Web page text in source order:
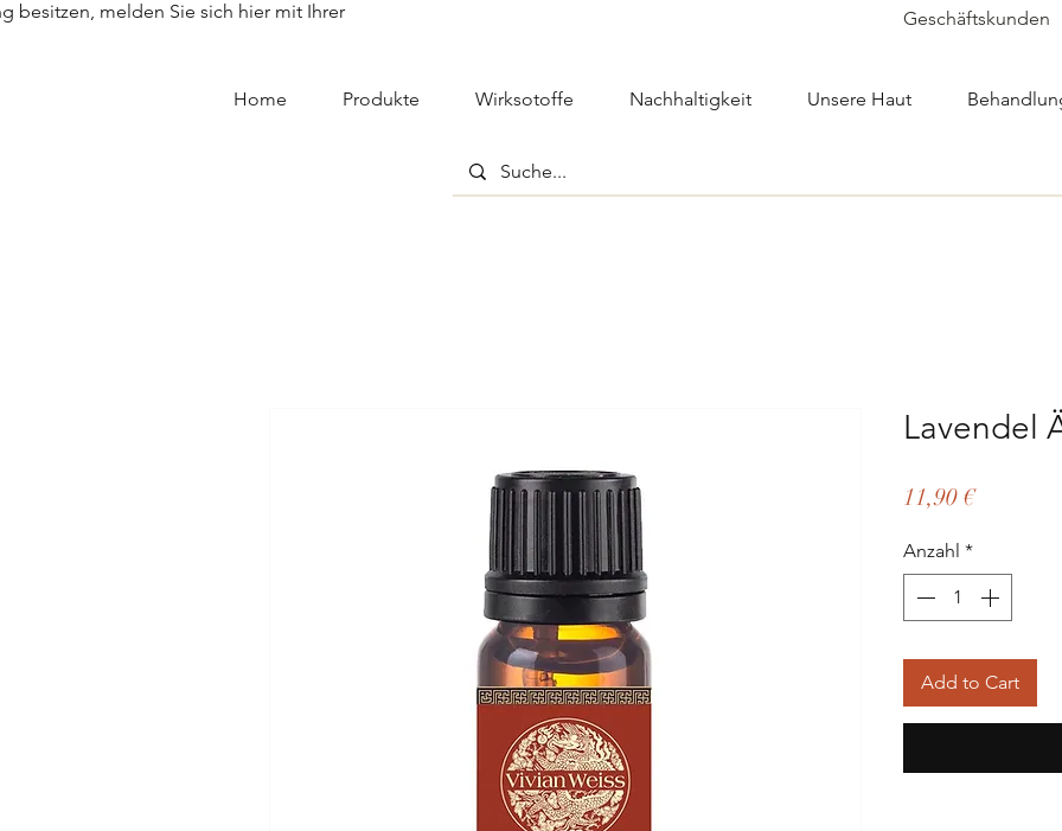
Home Produkte Wirksotoffe Nachhaltigkeit Unsere Haut
Geschäftskunden
besitzen, melden Sie sich hier mit Ihrer
Lavendel
11,90 €Preis
Anzahl *
Add to Cart